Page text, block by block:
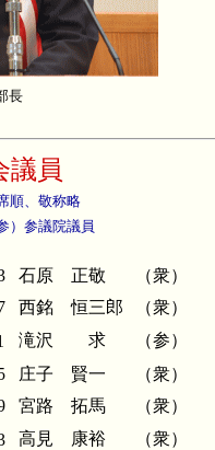
長
議員
順、敬称略
）参議院議員
石原 正敬
（衆）
西銘 恒三郎
（衆）
滝沢 求 （参）
庄子 賢一 （衆）
宮路 拓馬 （衆）
高見 康裕 （衆）